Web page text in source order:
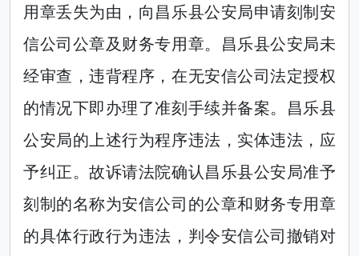
用章丢失为由，向昌乐县公安局申请刻制安
信公司公章及财务专用章。昌乐县公安局未
经审查，违背程序，在无安信公司法定授权
的情况下即办理了准刻手续并备案。昌乐县
公安局的上述行为程序违法，实体违法，应
予纠正。故诉请法院确认昌乐县公安局准予
刻制的名称为安信公司的公章和财务专用章
的具体行政行为违法，判令安信公司撤销对